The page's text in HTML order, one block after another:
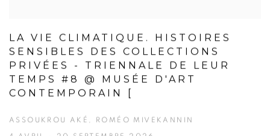
LA VIE CLIMATIQUE. HISTOIRES
SENSIBLES DES COLLECTIONS
PRIVÉES - TRIENNALE DE LEUR
TEMPS #8 @ MUSÉE D'ART
CONTEMPORAIN [
ASSOUKROU AKÉ, ROMÉO MIVEKANNIN